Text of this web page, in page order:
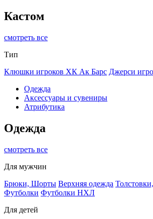
Кастом
смотреть все
Тип
Клюшки игроков ХК Ак Барс Джерси
Одежда
Аксессуары и сувениры
Атрибутика
Одежда
смотреть все
Для мужчин
Брюки, Шорты Верхняя одежда
Футболки Футболки НХЛ
Для детей